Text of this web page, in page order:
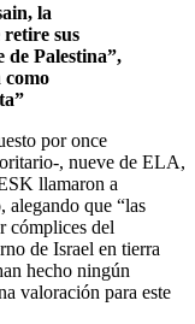
la
sus
de Palestina”,
como
por once
, nueve de ELA,
llamaron a
alegando que “las
cómplices del
de Israel en tierra
hecho ningún
valoración para este